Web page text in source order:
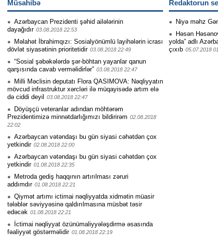
Müsahibə
Azərbaycan Prezidenti şəhid ailələrinin
dayağıdır 03.08.2018 22:53
Məlahət İbrahimqızı: Sosialyönümlü layihələrin icrası
dövlət siyasətinin prioritetidir 03.08.2018 22:49
“Sosial şəbəkələrdə şər-böhtan yayanlar qanun
qarşısında cavab verməlidirlər” 03.08.2018 22:47
Milli Məclisin deputatı Flora QASIMOVA: Nəqliyyatın
mövcud infrastruktur xərcləri ilə müqayisədə artım elə
də ciddi deyil
03.08.2018 22:47
Döyüşçü veteranlar adından möhtərəm
Prezidentimizə minnətdarlığımızı bildirirəm 02.08.2018
22:02
Azərbaycan vətəndaşı bu gün siyasi cəhətdən çox
yetkindir 02.08.2018 22:00
Azərbaycan vətəndaşı bu gün siyasi cəhətdən çox
yetkindir 01.08.2018 22:35
Metroda gediş haqqının artırılması zəruri
addımdır 01.08.2018 22:21
Qiymət artımı ictimai nəqliyyatda xidmətin müasir
tələblər səviyyəsinə qaldırılmasına müsbət təsir
edəcək 01.08.2018 22:21
İctimai nəqliyyat özünümaliyyələşdirmə əsasında
fəaliyyət göstərməlidir 01.08.2018 22:19
Redaktorun
Niyə məhz
Həsən
yolda” adlı
çıxıb 05.07.2018